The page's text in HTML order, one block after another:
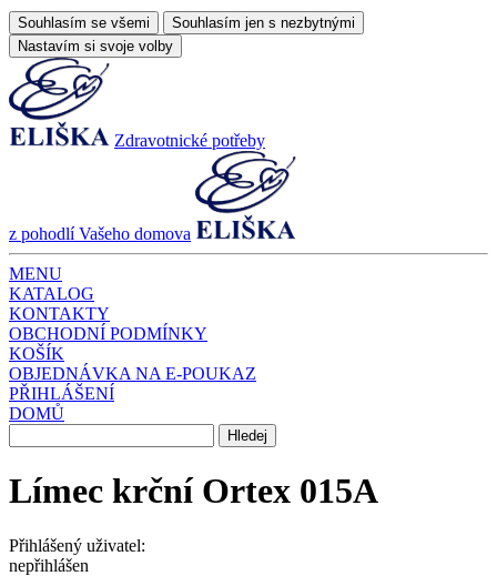
Souhlasím se všemi
Souhlasím jen s nezbytnými
Nastavím si svoje volby
Zdravotnické potřeby
z pohodlí Vašeho domova
MENU
KATALOG
KONTAKTY
OBCHODNÍ PODMÍNKY
KOŠÍK
OBJEDNÁVKA NA E-POUKAZ
PŘIHLÁŠENÍ
DOMŮ
Límec krční Ortex 015A
Přihlášený uživatel:
nepřihlášen